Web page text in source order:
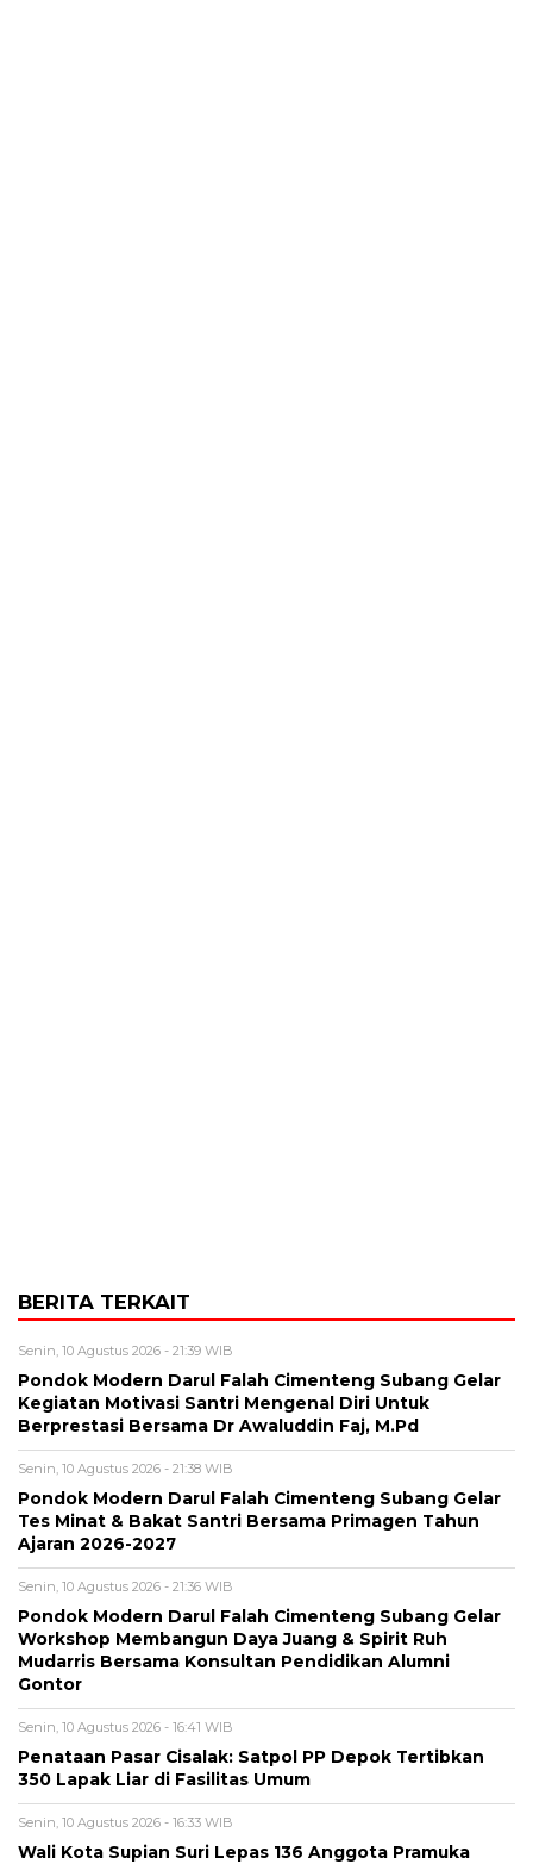
BERITA TERKAIT
Senin, 10 Agustus 2026 - 21:39 WIB
Pondok Modern Darul Falah Cimenteng Subang Gelar
Kegiatan Motivasi Santri Mengenal Diri Untuk
Berprestasi Bersama Dr Awaluddin Faj, M.Pd
Senin, 10 Agustus 2026 - 21:38 WIB
Pondok Modern Darul Falah Cimenteng Subang Gelar
Tes Minat & Bakat Santri Bersama Primagen Tahun
Ajaran 2026-2027
Senin, 10 Agustus 2026 - 21:36 WIB
Pondok Modern Darul Falah Cimenteng Subang Gelar
Workshop Membangun Daya Juang & Spirit Ruh
Mudarris Bersama Konsultan Pendidikan Alumni
Gontor
Senin, 10 Agustus 2026 - 16:41 WIB
Penataan Pasar Cisalak: Satpol PP Depok Tertibkan
350 Lapak Liar di Fasilitas Umum
Senin, 10 Agustus 2026 - 16:33 WIB
Wali Kota Supian Suri Lepas 136 Anggota Pramuka